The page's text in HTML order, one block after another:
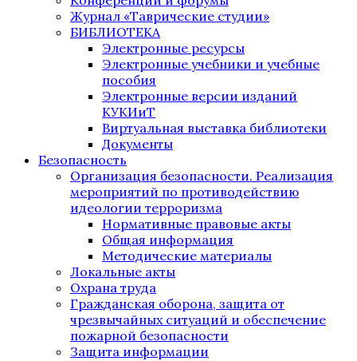
Журнал «Таврические студии»
БИБЛИОТЕКА
Электронные ресурсы
Электронные учебники и учебные
пособия
Электронные версии изданий
КУКИиТ
Виртуальная выставка библиотеки
Документы
Безопасность
Организация безопасности. Реализация
мероприятий по противодействию
идеологии терроризма
Нормативные правовые акты
Общая информация
Методические материалы
Локальные акты
Охрана труда
Гражданская оборона, защита от
чрезвычайных ситуаций и обеспечение
пожарной безопасности
Защита информации